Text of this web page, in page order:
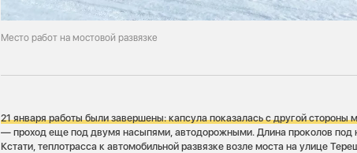
Место работ на мостовой развязке
21 января работы были завершены: капсула показалась с другой стороны
— проход еще под двумя насыпями, автодорожными. Длина проколов
Кстати, теплотрасса к автомобильной развязке возле моста на улице